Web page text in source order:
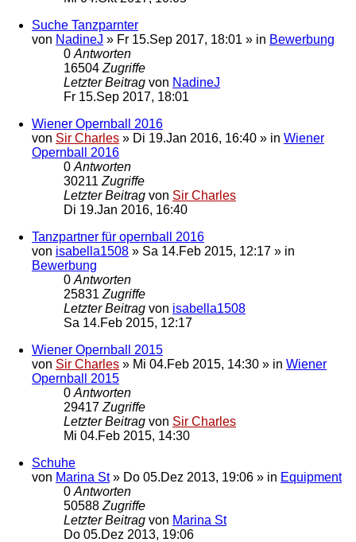
Suche Tanzparnter
von NadineJ » Fr 15.Sep 2017, 18:01 » in Bewerbung
0 Antworten
16504 Zugriffe
Letzter Beitrag von NadineJ
Fr 15.Sep 2017, 18:01
Wiener Opernball 2016
von Sir Charles » Di 19.Jan 2016, 16:40 » in Wiener
Opernball 2016
0 Antworten
30211 Zugriffe
Letzter Beitrag von Sir Charles
Di 19.Jan 2016, 16:40
Tanzpartner für opernball 2016
von isabella1508 » Sa 14.Feb 2015, 12:17 » in
Bewerbung
0 Antworten
25831 Zugriffe
Letzter Beitrag von isabella1508
Sa 14.Feb 2015, 12:17
Wiener Opernball 2015
von Sir Charles » Mi 04.Feb 2015, 14:30 » in Wiener
Opernball 2015
0 Antworten
29417 Zugriffe
Letzter Beitrag von Sir Charles
Mi 04.Feb 2015, 14:30
Schuhe
von Marina St» Do 05.Dez 2013, 19:06 » in Equipment
0 Antworten
50588 Zugriffe
Letzter Beitrag von Marina St
Do 05.Dez 2013, 19:06